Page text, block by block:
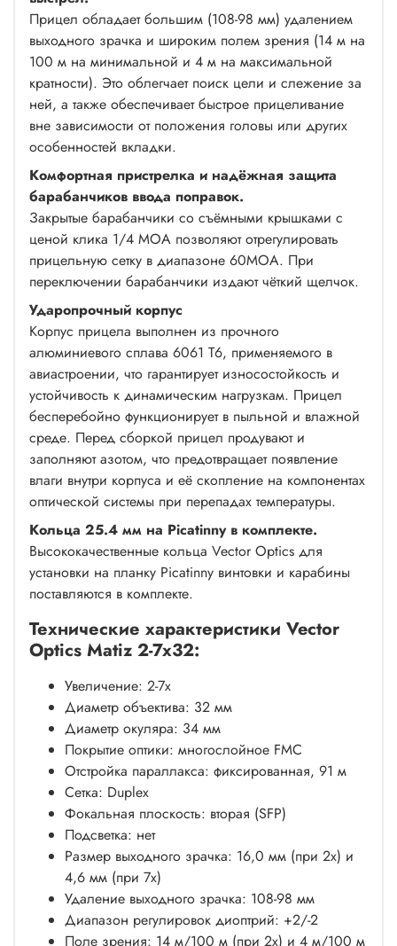
Прицел обладает большим (108-98 мм) удалением
выходного зрачка и широким полем зрения (14 м на
100 м на минимальной и 4 м на максимальной
кратности). Это облегчает поиск цели и слежение за
ней, а также обеспечивает быстрое прицеливание
вне зависимости от положения головы или других
особенностей вкладки.
Комфортная пристрелка и надёжная защита
барабанчиков ввода поправок.
Закрытые барабанчики со съёмными крышками с
ценой клика 1/4 MOA позволяют отрегулировать
прицельную сетку в диапазоне 60MOA. При
переключении барабанчики издают чёткий щелчок.
Ударопрочный корпус
Корпус прицела выполнен из прочного
алюминиевого сплава 6061 T6, применяемого в
авиастроении, что гарантирует износостойкость и
устойчивость к динамическим нагрузкам. Прицел
бесперебойно функционирует в пыльной и влажной
среде. Перед сборкой прицел продувают и
заполняют азотом, что предотвращает появление
влаги внутри корпуса и её скопление на компонентах
оптической системы при перепадах температуры.
Кольца 25.4 мм на Picatinny в комплекте.
Высококачественные кольца Vector Optics для
установки на планку Picatinny винтовки и карабины
поставляются в комплекте.
Технические характеристики Vector
Optics Matiz 2-7x32:
Увеличение: 2-7x
Диаметр объектива: 32 мм
Диаметр окуляра: 34 мм
Покрытие оптики: многослойное FMC
Отстройка параллакса: фиксированная, 91 м
Сетка: Duplex
Фокальная плоскость: вторая (SFP)
Подсветка: нет
Размер выходного зрачка: 16,0 мм (при 2x) и
4,6 мм (при 7x)
Удаление выходного зрачка: 108-98 мм
Диапазон регулировок диоптрий: +2/-2
Поле зрения: 14 м/100 м (при 2x) и 4 м/100 м